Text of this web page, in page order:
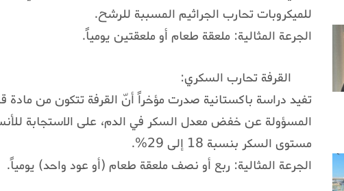
للميكروبات تحارب الجراثيم المسببة للرشح.
الجرعة المثالية: ملعقة طعام أو ملعقتين يومياً.
القرفة تحارب السكري:
تفيد دراسة باكستانية صدرت مؤخراً أنّ القرفة تتكون من مادة
المسؤولة عن خفض معدل السكر في الدم، على الاستجابة
مستوى السكر بنسبة 18 إلى 29%.
الجرعة المثالية: ربع أو نصف ملعقة طعام (أو عود واحد) يومياً.